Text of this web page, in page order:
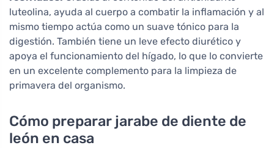
luteolina, ayuda al cuerpo a combatir la inflamación y al
mismo tiempo actúa como un suave tónico para la
digestión. También tiene un leve efecto diurético y
apoya el funcionamiento del hígado, lo que lo convierte
en un excelente complemento para la limpieza de
primavera del organismo.
Cómo preparar jarabe de diente de
león en casa